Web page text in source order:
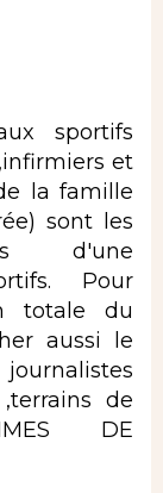
sportifs
et
la famille
sont les
d'une
Pour
totale du
aussi le
de
DE